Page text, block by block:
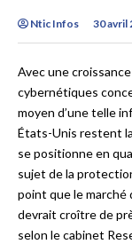
Ntic Infos 30 avril
Avec une
cybernétiques
moyen d’une telle
États-Unis restent
se positionne en
sujet de la
point que le marché
devrait croître de
selon le cabinet